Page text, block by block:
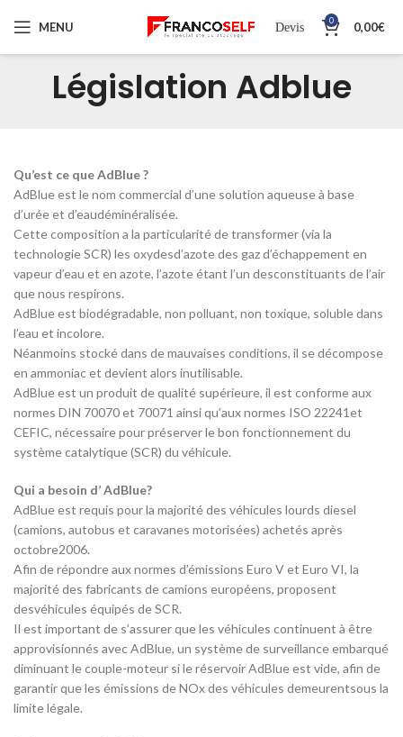
MENU Devis 0 0,00€
Législation Adblue
Qu’est ce que AdBlue ?
AdBlue est le nom commercial d’une solution aqueuse à base
d’urée et d’eaudéminéralisée.
Cette composition a la particularité de transformer (via la
technologie SCR) les oxydesd’azote des gaz d’échappement en
vapeur d’eau et en azote, l’azote étant l’un desconstituants de l’air
que nous respirons.
AdBlue est biodégradable, non polluant, non toxique, soluble dans
l’eau et incolore.
Néanmoins stocké dans de mauvaises conditions, il se décompose
en ammoniac et devient alors inutilisable.
AdBlue est un produit de qualité supérieure, il est conforme aux
normes DIN 70070 et 70071 ainsi qu’aux normes ISO 22241et
CEFIC, nécessaire pour préserver le bon fonctionnement du
système catalytique (SCR) du véhicule.
Qui a besoin d’ AdBlue?
AdBlue est requis pour la majorité des véhicules lourds diesel
(camions, autobus et caravanes motorisées) achetés après
octobre2006.
Afin de répondre aux normes d’émissions Euro V et Euro VI, la
majorité des fabricants de camions européens, proposent
desvéhicules équipés de SCR.
Il est important de s’assurer que les véhicules continuent à être
approvisionnés avec AdBlue, un système de surveillance embarqué
diminuant le couple-moteur si le réservoir AdBlue est vide, afin de
garantir que les émissions de NOx des véhicules demeurentsous la
limite légale.